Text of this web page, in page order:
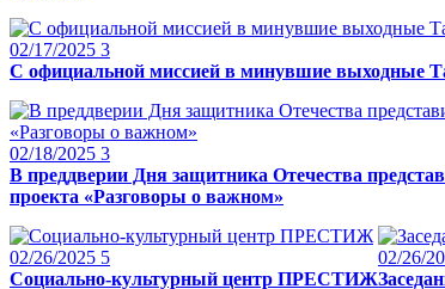
02/17/2025 3
С официальной миссией в минувшие выходные
02/18/2025 3
В преддверии Дня защитника Отечества
проекта «Разговоры о важном»
02/26/2025 5
Социально-культурный центр ПРЕСТИЖ
02/26/